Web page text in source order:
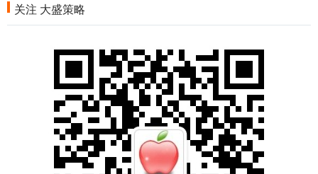
关注 大盛策略